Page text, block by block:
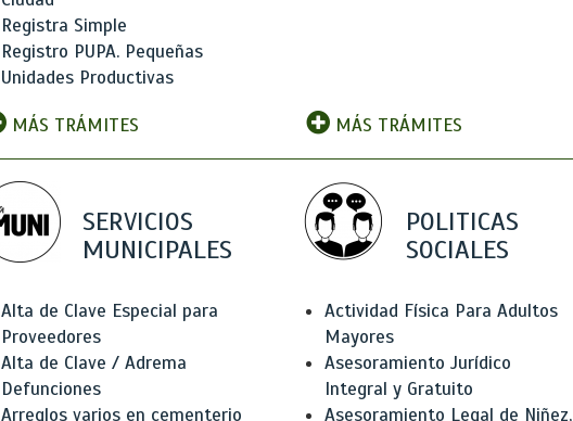
Registra Simple
Registro PUPA. Pequeñas
Unidades Productivas
MÁS TRÁMITES MÁS TRÁMITES
SERVICIOS
MUNICIPALES
Alta de Clave Especial para
Proveedores
Alta de Clave / Adrema
Defunciones
Arreglos varios en cementerio
POLITICAS
SOCIALES
Actividad Física Para Adultos
Mayores
Asesoramiento Jurídico
Integral y Gratuito
Asesoramiento Legal de Niñez,